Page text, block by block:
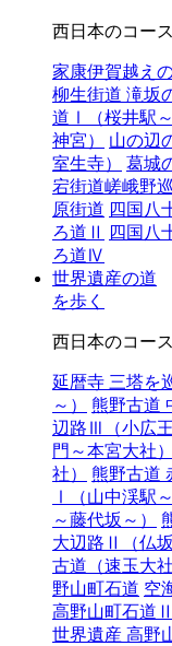
西日本のコー
家康伊賀越え
柳生街道 滝坂
道Ⅰ（桜井駅～
神宮）
山の辺
室生寺）
葛城
宕街道嵯峨野
原街道 四国八
ろ道Ⅱ
四国八
ろ道Ⅳ
世界遺産の道
を歩く
西日本のコー
延暦寺 三塔を
～）
熊野古道
辺路Ⅲ（小広王
門～本宮大社）
社）
熊野古道
Ⅰ（山中渓駅
～藤代坂～）
大辺路Ⅱ（仏坂
古道（速玉大
野山町石道 空
高野山町石道Ⅱ
世界遺産 高野